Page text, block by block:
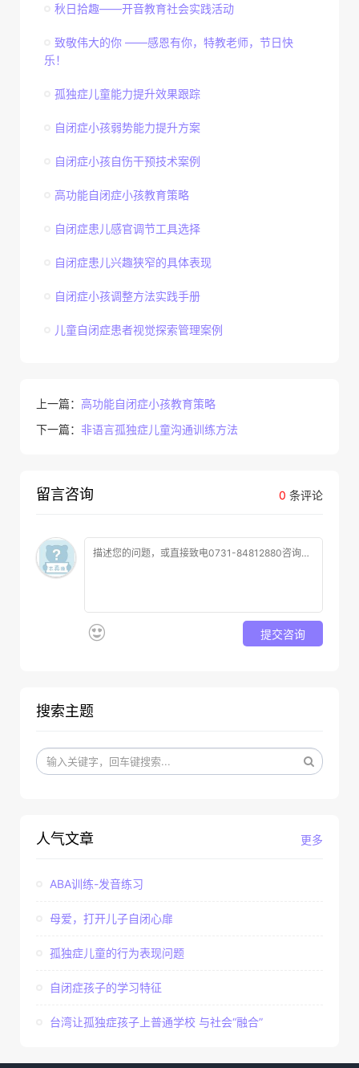
秋日拾趣——开音教育社会实践活动
致敬伟大的你 ——感恩有你，特教老师，节日快
乐！
孤独症儿童能力提升效果跟踪
自闭症小孩弱势能力提升方案
自闭症小孩自伤干预技术案例
高功能自闭症小孩教育策略
自闭症患儿感官调节工具选择
自闭症患儿兴趣狭窄的具体表现
自闭症小孩调整方法实践手册
儿童自闭症患者视觉探索管理案例
上一篇： 高功能自闭症小孩教育策略
下一篇： 非语言孤独症儿童沟通训练方法
0 条评论
留言咨询
提交咨询
搜索主题
更多
人气文章
ABA训练-发音练习
母爱，打开儿子自闭心扉
孤独症儿童的行为表现问题
自闭症孩子的学习特征
台湾让孤独症孩子上普通学校 与社会“融合”